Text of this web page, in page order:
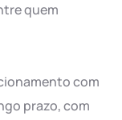
quem
com
prazo, com